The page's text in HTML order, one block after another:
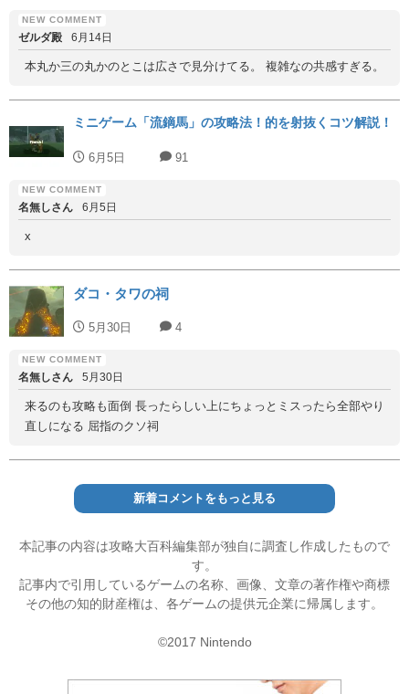
ゼルダ殿 6月14日
本丸か三の丸かのとこは広さで見分けてる。 複雑なの共感すぎる。
ミニゲーム「流鏑馬」の攻略法！的を射抜くコツ解説！
6月5日 91
名無しさん 6月5日
x
ダコ・タワの祠
5月30日 4
名無しさん 5月30日
来るのも攻略も面倒 長ったらしい上にちょっとミスったら全部やり
直しになる 屈指のクソ祠
新着コメントをもっと見る
本記事の内容は攻略大百科編集部が独自に調査し作成したもので
す。
記事内で引用しているゲームの名称、画像、文章の著作権や商標
その他の知的財産権は、各ゲームの提供元企業に帰属します。
©2017 Nintendo